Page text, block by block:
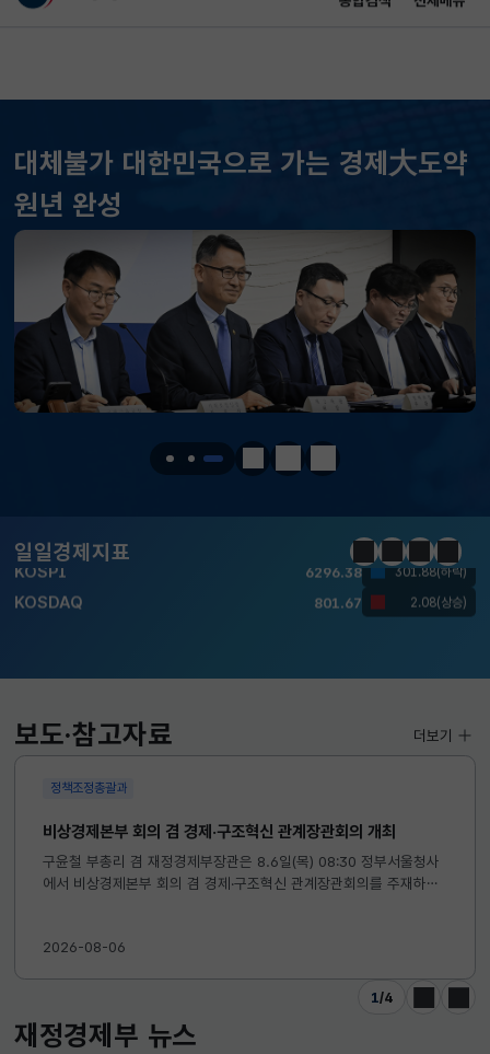
대체불가 대한민국으로 가는 경제大도약
원년 완성
정지 이전 다음
일일경제지표
KOSPI 6296.38 301.88(하락)
KOSDAQ 801.67 2.08(상승)
국고채(3년) 3.742 0.073(상승)
달러-원 1424.9000 0.2000(상승)
국고채(3년) 3.742 0.073(상승)
달러-원 1424.9000 0.2000(상승)
KOSPI
국고채(3년)
정지이전다음일일경
보도·참고자료
정책조정총괄과
비상경제본부 회의 겸 경제·구조혁신 관계장관회의 개최
구윤철 부총리 겸 재정경제부장관은 8.6일(목) 08:30 정부서울청사
에서 비상경제본부 회의 겸 경제·구조혁신 관계장관회의를 주재하였
2026-08-06
1/4
이전 다음
더보기
재정경제부 뉴스